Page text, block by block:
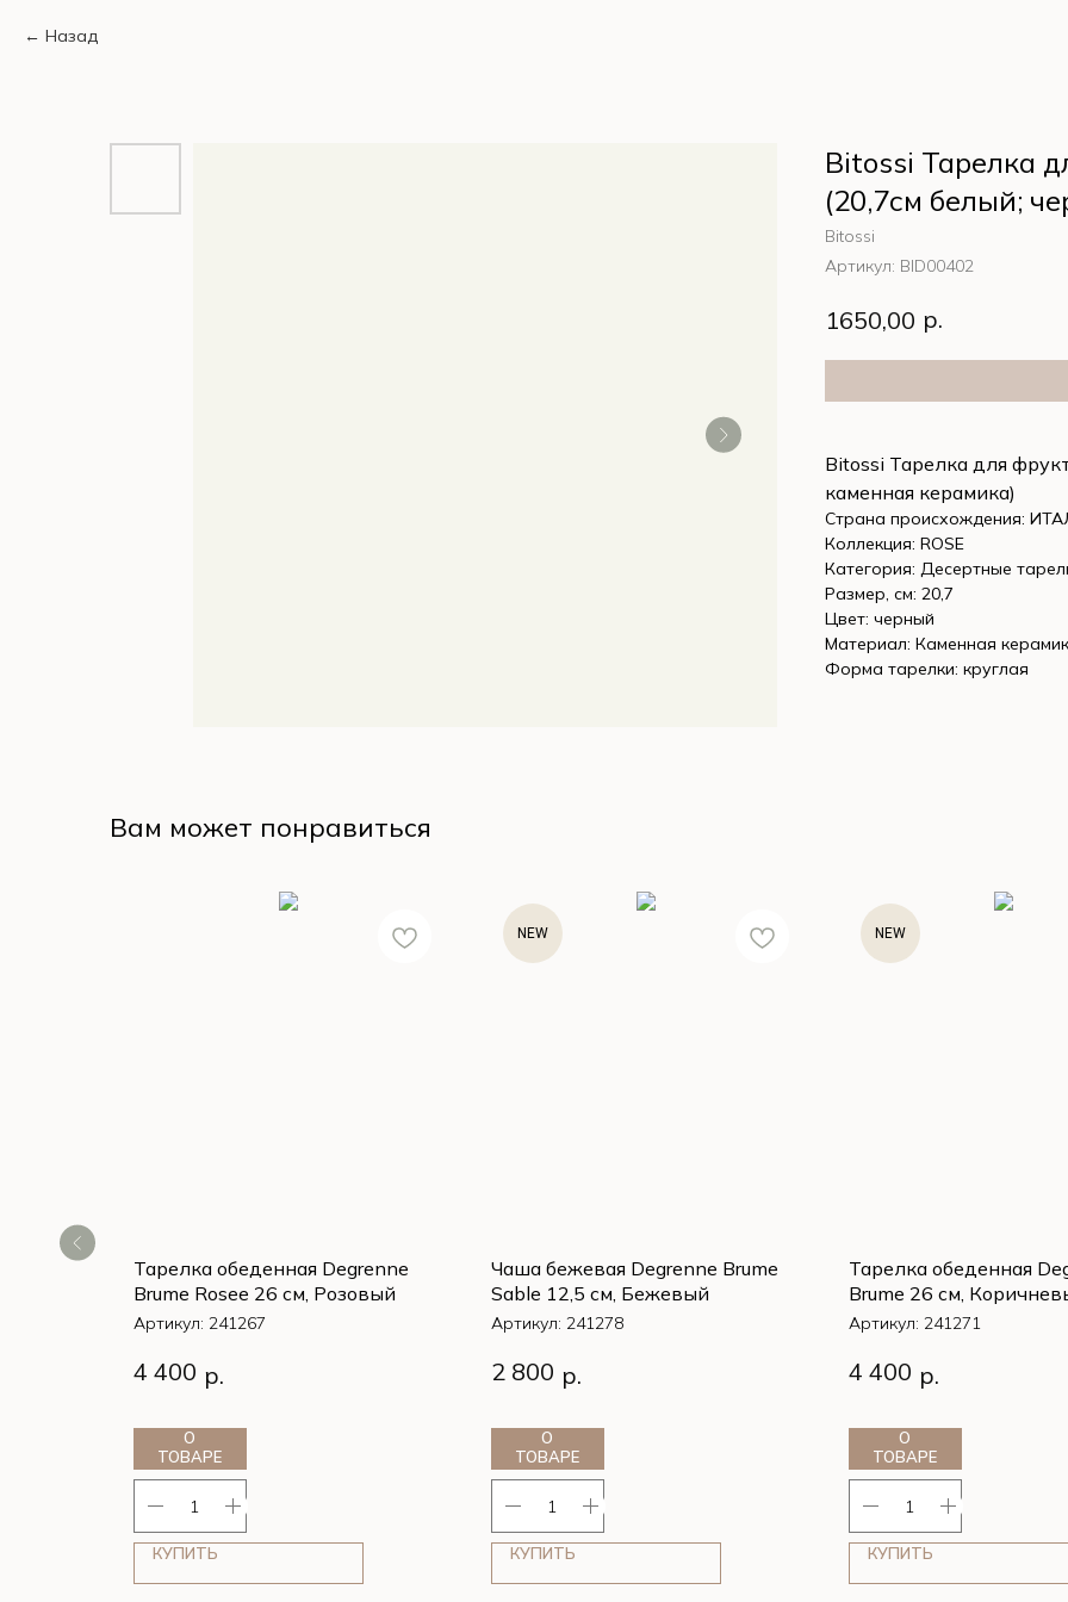
Назад
Bitossi Тарелка
(20,7см белый;
Bitossi
Артикул: BID00402
1650,00 р.
Bitossi Тарелка для
каменная керамика)
Страна происхождения:
Коллекция: ROSE
Категория: Десертные
Размер, см: 20,7
Цвет: черный
Материал: Каменная
Форма тарелки: круглая
Вам может понравиться
Тарелка обеденная Degrenne
Brume Rosee 26 см, Розовый
Артикул: 241267
Тарелка обеденная Degrenne
Brume Rosee 26 см, Розовый
4 400 р.
О
ТОВАРЕ
КУПИТЬ
NEW
Чаша бежевая Degrenne Brume
Sable 12,5 см, Бежевый
Артикул: 241278
Чаша бежевая Degrenne Brume
Sable 12,5 см, Бежевый
2 800 р.
О
ТОВАРЕ
КУПИТЬ
NEW
Тарелка обеденная
Brume 26 см,
Артикул: 241271
Тарелка обеденная
Brume 26 см,
4 400 р.
О
ТОВАРЕ
КУПИТЬ